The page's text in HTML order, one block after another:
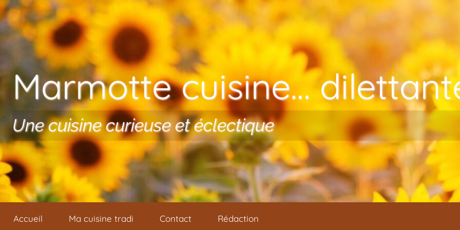
Aller au contenu
Marmotte cuisine…
Une cuisine curieuse et éclectique
Accueil Ma cuisine tradi Contact Rédaction